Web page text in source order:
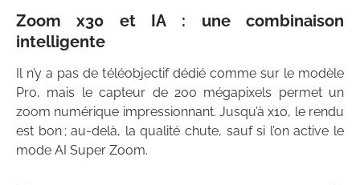
Zoom x30 et IA : une combinaison
intelligente
Il n’y a pas de téléobjectif dédié comme sur le modèle
Pro, mais le capteur de 200 mégapixels permet un
zoom numérique impressionnant. Jusqu’à x10, le rendu
est bon ; au-delà, la qualité chute, sauf si l’on active le
mode AI Super Zoom.